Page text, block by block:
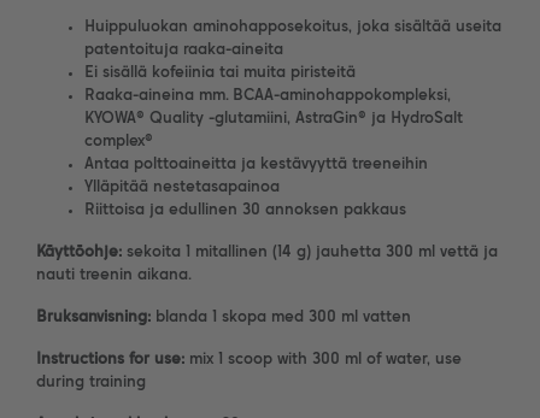
Huippuluokan aminohapposekoitus, joka sisältää useita
patentoituja raaka-aineita
Ei sisällä kofeiinia tai muita piristeitä
Raaka-aineina mm. BCAA-aminohappokompleksi,
KYOWA® Quality -glutamiini, AstraGin® ja HydroSalt
complex®
Antaa polttoaineitta ja kestävyyttä treeneihin
Ylläpitää nestetasapainoa
Riittoisa ja edullinen 30 annoksen pakkaus
Käyttöohje: sekoita 1 mitallinen (14 g) jauhetta 300 ml vettä ja
nauti treenin aikana.
Bruksanvisning: blanda 1 skopa med 300 ml vatten
Instructions for use: mix 1 scoop with 300 ml of water, use
during training